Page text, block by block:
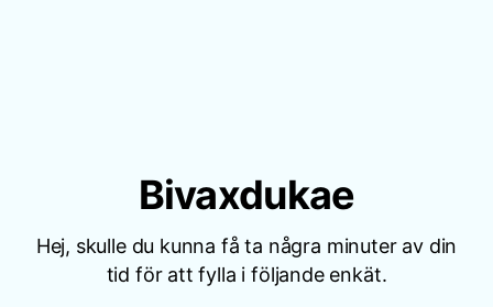
Bivaxdukae
Hej, skulle du kunna få ta några minuter av din
tid för att fylla i följande enkät.